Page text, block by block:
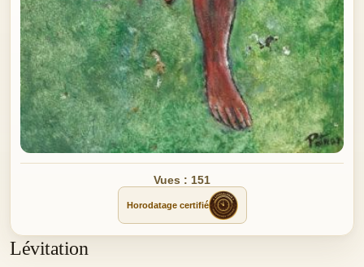
Vues : 151
Horodatage certifié
Lévitation